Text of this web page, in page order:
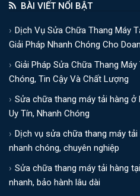
BÀI VIẾT NỔI BẬT
Dịch Vụ Sửa Chữa Thang Máy
Giải Pháp Nhanh Chóng Cho
Giải Pháp Sửa Chữa Thang
Chóng, Tin Cậy Và Chất Lượng
Sửa chữa thang máy tải hàng
Uy Tín, Nhanh Chóng
Dịch vụ sửa chữa thang máy tải
nhanh chóng, chuyên nghiệp
Sửa chữa thang máy tải hàng
nhanh, bảo hành lâu dài